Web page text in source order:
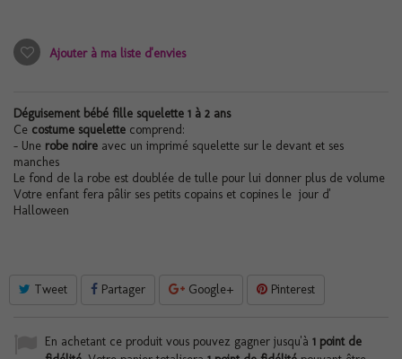
Ajouter à ma liste d'envies
Déguisement bébé fille squelette 1 à 2 ans
Ce costume squelette comprend:
- Une robe noire avec un imprimé squelette sur le devant et ses
manches
Le fond de la robe est doublée de tulle pour lui donner plus de volume
Votre enfant fera pâlir ses petits copains et copines le jour d'
Halloween
Tweet Partager Google+ Pinterest
En achetant ce produit vous pouvez gagner jusqu'à 1 point de